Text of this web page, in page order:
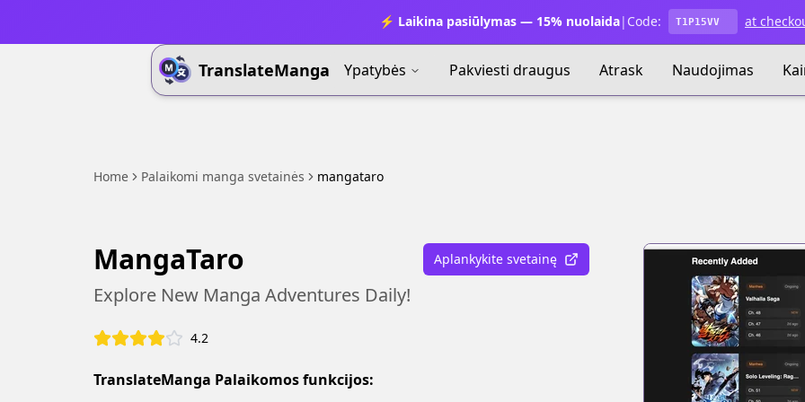
⚡ Laikina pasiūlymas — 15% nuolaida| Code: T1P15VV at
TranslateManga Ypatybės Pakviesti draugus Atrask Naudojimas
Home Palaikomi manga svetainės mangataro
MangaTaro Aplankykite svetainę
Explore New Manga Adventures Daily!
4.2
TranslateManga Palaikomos funkcijos: